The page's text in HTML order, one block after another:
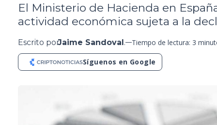
El Ministerio de Hacienda en
actividad económica sujeta a la
Escrito porJaime Sandoval. Tiempo de lectura: 3
Síguenos en Google